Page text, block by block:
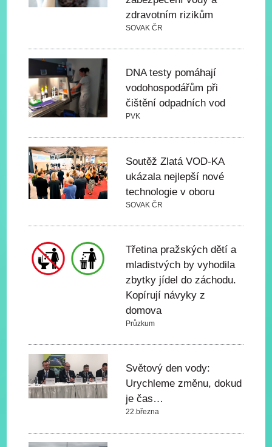
zdravotním rizikům
SOVAK ČR
DNA testy pomáhají
vodohospodářům při
čištění odpadních vod
PVK
Soutěž Zlatá VOD-KA
ukázala nejlepší nové
technologie v oboru
SOVAK ČR
Třetina pražských dětí a
mladistvých by vyhodila
zbytky jídel do záchodu.
Kopírují návyky z
domova
Průzkum
Světový den vody:
Urychleme změnu, dokud
je čas…
22.března